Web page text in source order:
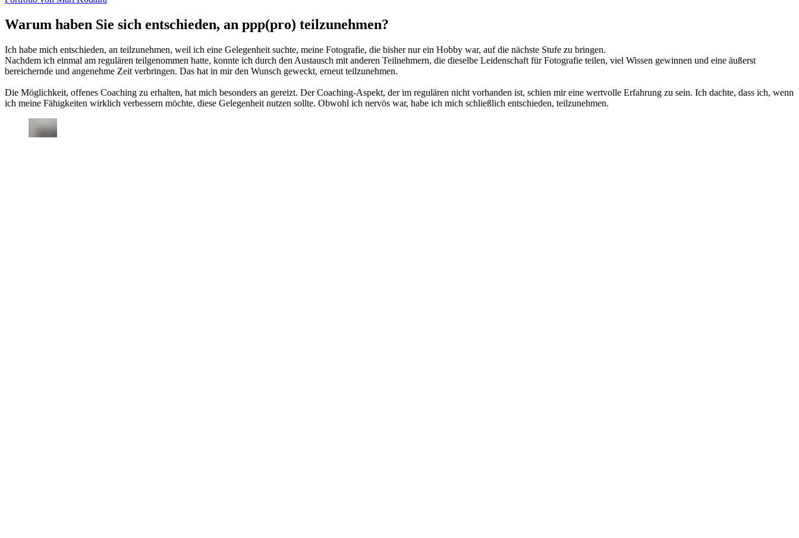
Warum haben Sie sich entschieden, an ppp(pro) teilzunehmen?
Ich habe mich entschieden, an teilzunehmen, weil ich eine Gelegenheit suchte, meine Fotografie, die bisher nur ein Hobby war, auf die nächste Stufe zu bringen.
Nachdem ich einmal am regulären teilgenommen hatte, konnte ich durch den Austausch mit anderen Teilnehmern, die dieselbe Leidenschaft für Fotografie teilen, viel Wissen gewinnen und eine äußerst
bereichernde und angenehme Zeit verbringen. Das hat in mir den Wunsch geweckt, erneut teilzunehmen.
Die Möglichkeit, offenes Coaching zu erhalten, hat mich besonders an gereizt. Der Coaching-Aspekt, der im regulären nicht vorhanden ist, schien mir eine wertvolle Erfahrung zu sein. Ich dachte, dass ich, wenn
ich meine Fähigkeiten wirklich verbessern möchte, diese Gelegenheit nutzen sollte. Obwohl ich nervös war, habe ich mich schließlich entschieden, teilzunehmen.